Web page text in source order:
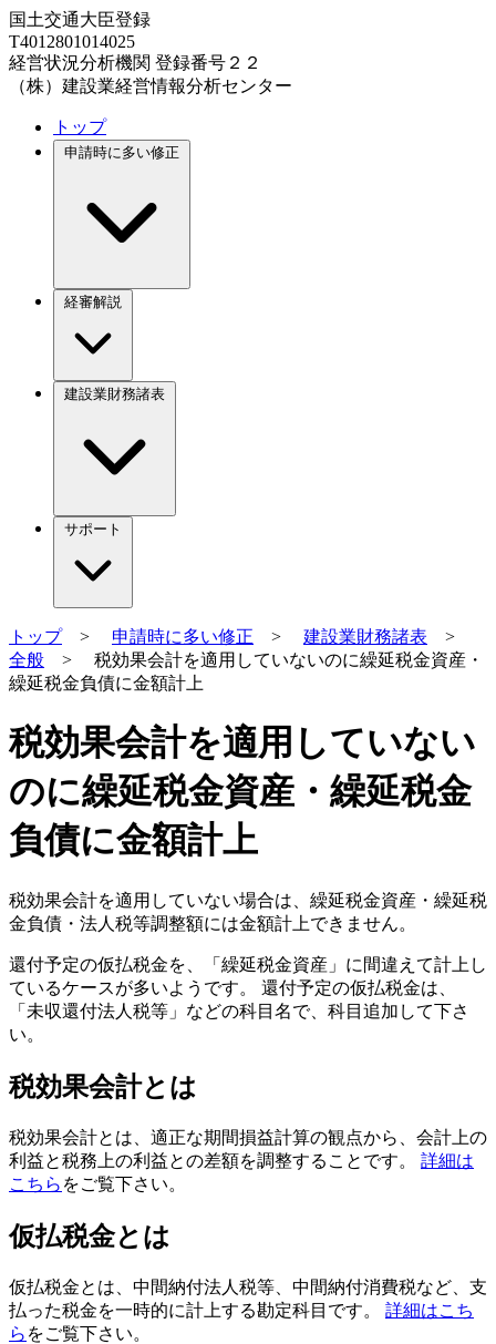
国土交通大臣登録
T4012801014025
経営状況分析機関 登録番号２２
（株）建設業経営情報分析センター
トップ
申請時に多い修正
経審解説
建設業財務諸表
サポート
トップ> 申請時に多い修正 > 建設業財務諸表 >
全般 > 税効果会計を適用していないのに繰延税金資産・
繰延税金負債に金額計上
税効果会計を適用していない
のに繰延税金資産・繰延税金
負債に金額計上
税効果会計を適用していない場合は、繰延税金資産・繰延税
金負債・法人税等調整額には金額計上できません。
還付予定の仮払税金を、「繰延税金資産」に間違えて計上し
ているケースが多いようです。 還付予定の仮払税金は、
「未収還付法人税等」などの科目名で、科目追加して下さ
い。
税効果会計とは
税効果会計とは、適正な期間損益計算の観点から、会計上の
利益と税務上の利益との差額を調整することです。 詳細は
こちら をご覧下さい。
仮払税金とは
仮払税金とは、中間納付法人税等、中間納付消費税など、支
払った税金を一時的に計上する勘定科目です。 詳細はこち
ら をご覧下さい。